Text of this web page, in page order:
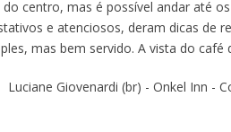
centro, mas é possível andar até
e atenciosos, deram dicas de
mas bem servido. A vista do café
Luciane Giovenardi (br) - Onkel Inn -